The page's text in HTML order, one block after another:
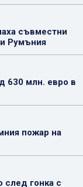
съвместни
Румъния
630 млн. евро в
пожар на
след гонка с